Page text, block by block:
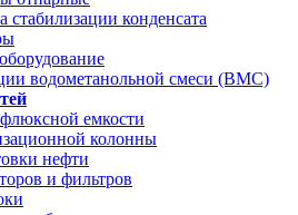
стабилизации конденсата
водометанольной смеси (BMC)
емкости
колонны
нефти
и фильтров